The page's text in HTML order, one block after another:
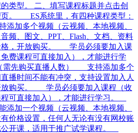
类型。 二、填写课程标题并点击创
页。 ES系统里，有四种课程类型：
多个视频（云视频、本地视频、
频、图文、PPT、Flash、文档、资料
格，开放购买。 学员必须要加入课
费课程可直接加入），才能进行学
先购买直播人数） 支持添加多个
播时间不能有冲突，支持设置加入人
放购买。 学员必须要加入课程（收
可直接加入），才能进行学习。
加一个视频（云视频、本地视频、
价格设置，任何人无论有没有网校账
开课，适用于推广试学课程。